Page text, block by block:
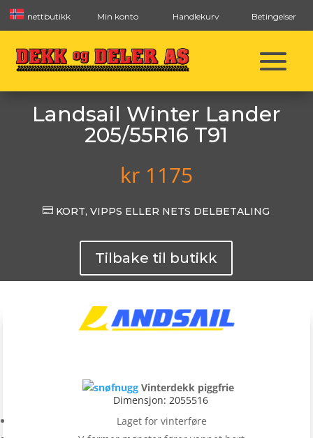
nettbutikk Min konto Handlekurv Betingelser
Landsail Winter Lander
205/55R16 T91
kr1175
 KORT, VIPPS ELLER NETS DELBETALING
Tilbake til butikk
Vinterdekk piggfrie
Dimensjon: 2055516
Laget for vinterføre